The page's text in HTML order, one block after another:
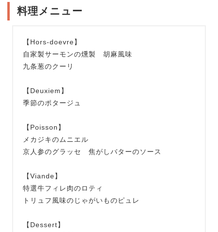
料理メニュー
【Hors-doevre】
自家製サーモンの燻製 胡麻風味
九条葱のクーリ
【Deuxiem】
季節のポタージュ
【Poisson】
メカジキのムニエル
京人参のグラッセ 焦がしバターのソース
【Viande】
特選牛フィレ肉のロティ
トリュフ風味のじゃがいものピュレ
【Dessert】